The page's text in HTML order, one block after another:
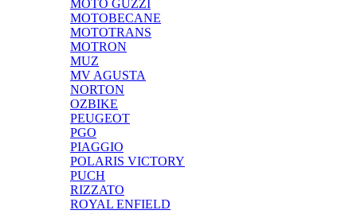
MOTO GUZZI
MOTOBECANE
MOTOTRANS
MOTRON
MUZ
MV AGUSTA
NORTON
OZBIKE
PEUGEOT
PGO
PIAGGIO
POLARIS VICTORY
PUCH
RIZZATO
ROYAL ENFIELD